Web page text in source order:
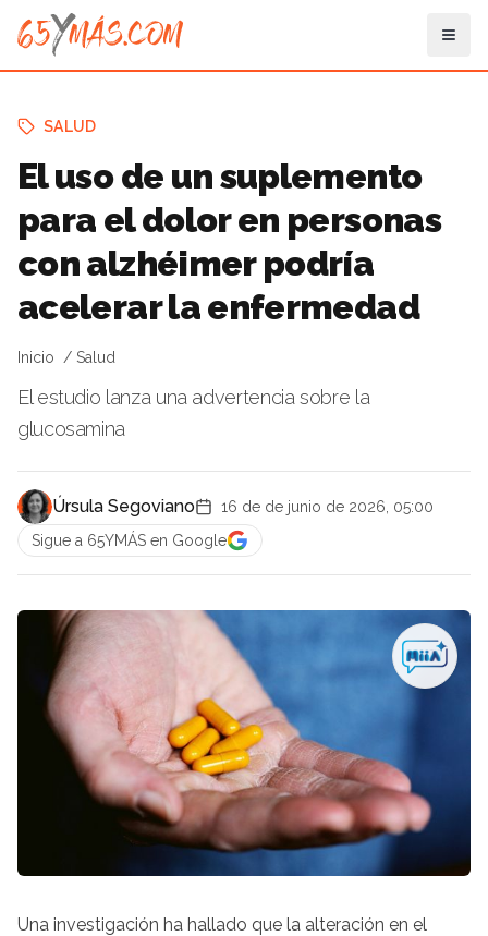
SALUD
El uso de un suplemento
para el dolor en personas
con alzhéimer podría
acelerar la enfermedad
Inicio Salud
El estudio lanza una advertencia sobre la
glucosamina
Úrsula Segoviano
16 de de junio de 2026, 05:00
Sigue a 65YMÁS en Google
Una investigación ha hallado que la alteración en el